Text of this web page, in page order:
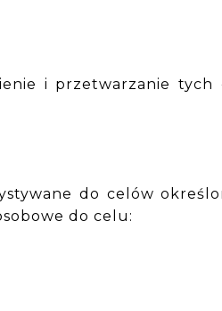
i przetwarzanie tych
do celów
do celu: